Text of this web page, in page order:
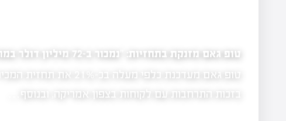
למצוא
טופ גאם מזנקת בתחזיות: "נמכור ב-72 מיליון דולר במחצית השנייה"
טופ גאם מעדכנת כלפי מעלה בכ-
בזכות התרחבות עם לקוחות בצפון אמריקה, ובנוסף…